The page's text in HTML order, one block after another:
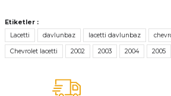
konularda yetersiz gördüğünüz noktaları
tarafımıza iletebilirsiniz.
Görüş ve önerileriniz için teşekkür ederiz.
Ürün resmi kalitesiz, bozuk veya
Ürün açıklamasında eksik bilgiler bulunuyor.
Etiketler :
Lacetti
davlunbaz lacetti davlunbaz
Chevrolet lacetti 2002 2003 2004 2005